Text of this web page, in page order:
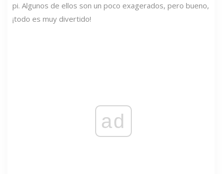
pi. Algunos de ellos son un poco exagerados, pero bueno,
¡todo es muy divertido!
ad